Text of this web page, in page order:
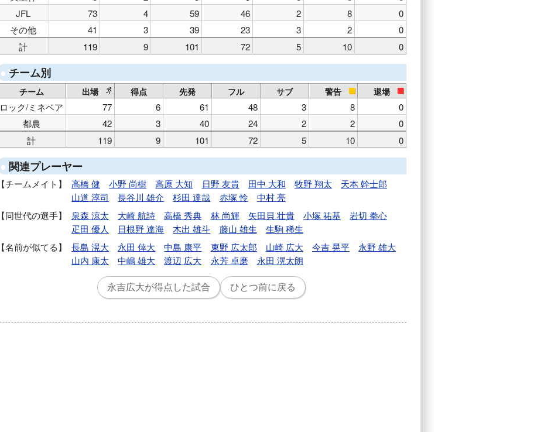
JFL
73 4 59 46 2 8
0
その他
41 3 39 23 3 2
0
計
119 9 101 72 5 10 0
チーム別
チーム 出場 得点 先発 フル サブ 警告 退場
ロック/ミネベア 77 6 61 48 3 8
0
都農
42 3 40 24 2 2
0
計
119 9 101 72 5 10 0
関連プレーヤー
チームメイト 高橋 健 小野 尚樹 高原 大知 日野 友貴 田中 大和 牧野 翔太
天本 幹士郎
山道 淳司
長谷川 雄介 杉田 達哉 赤塚 怜
中村 亮
同世代の選手
泉森 涼太 大崎 航詩 高橋 秀典 林 尚輝 矢田貝 壮貴 小塚 祐基
岩切 拳心
疋田 優人
日根野 達海 木出 雄斗 藤山 雄生
生駒 稀生
名前が似てる
長島 滉大 永田 倖大 中島 康平 東野 広太郎 山崎 広大 今吉 晃平
永野 雄大
山内 康太
中嶋 雄大 渡辺 広大 永芳 卓磨 永田 滉太朗
永吉広大が得点した試合 ひとつ前に戻る